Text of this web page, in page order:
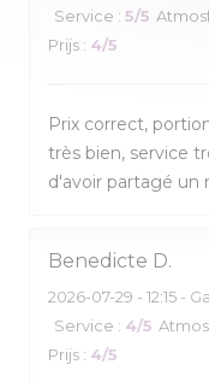
Service : 5/5
Prijs : 4/5
Prix correct,
très bien, service
d'avoir partagé un
Benedicte D
2026-07-29 - 12:15 -
Service : 4/5
Prijs : 4/5